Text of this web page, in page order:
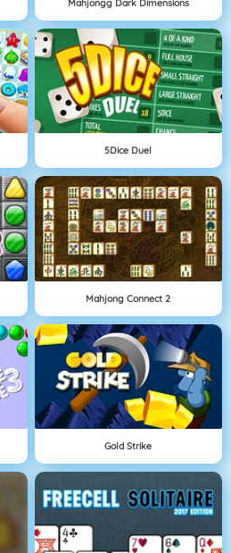
5Dice Duel
Mahjong Connect 2
Gold Strike